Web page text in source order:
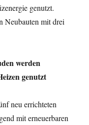
genutzt.
Neubauten mit drei
werden
genutzt
neu errichteten
mit erneuerbaren